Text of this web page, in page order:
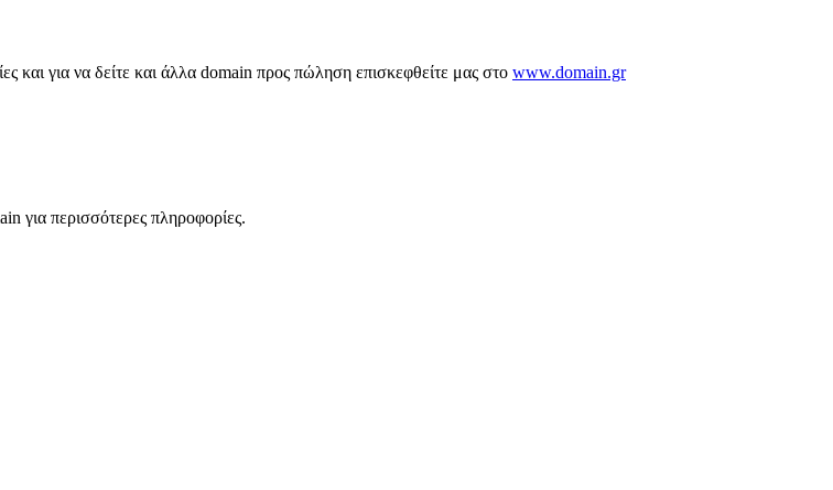
για να δείτε και άλλα domain προς πώληση επισκεφθείτε μας στο www.domain.gr
για περισσότερες πληροφορίες.